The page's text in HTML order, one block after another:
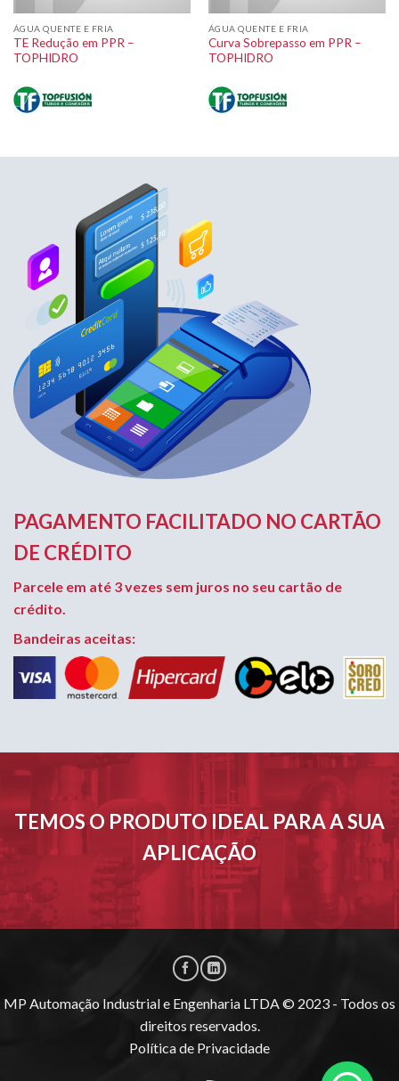
ÁGUA QUENTE E FRIA
TE Redução em PPR –
TOPHIDRO
ÁGUA QUENTE E FRIA
Curva Sobrepasso em PPR –
TOPHIDRO
PAGAMENTO FACILITADO NO CARTÃO
DE CRÉDITO
Parcele em até 3 vezes sem juros no seu cartão de
crédito.
Bandeiras aceitas:
TEMOS O PRODUTO IDEAL PARA A SUA
APLICAÇÃO
MP Automação Industrial e Engenharia LTDA © 2023 - Todos os
direitos reservados.
Política de Privacidade